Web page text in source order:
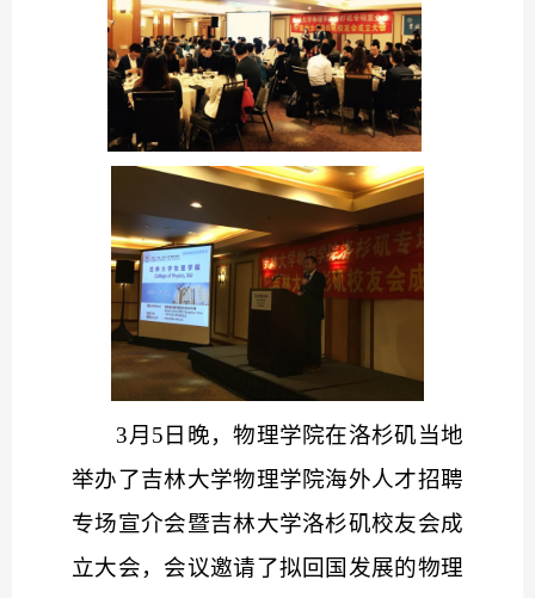
3月5日晚，物理学院在洛杉矶当地
举办了吉林大学物理学院海外人才招聘
专场宣介会暨吉林大学洛杉矶校友会成
立大会，会议邀请了拟回国发展的物理